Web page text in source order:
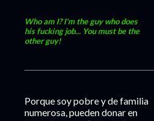
Who am I? I'm the guy who does
his fucking job... You must be the
other guy!
Porque soy pobre y de familia
numerosa, pueden donar en